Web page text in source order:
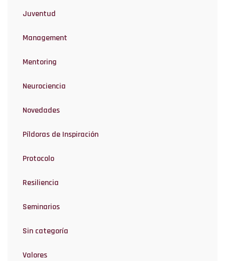
Juventud
Management
Mentoring
Neurociencia
Novedades
Píldoras de Inspiración
Protocolo
Resiliencia
Seminarios
Sin categoría
Valores